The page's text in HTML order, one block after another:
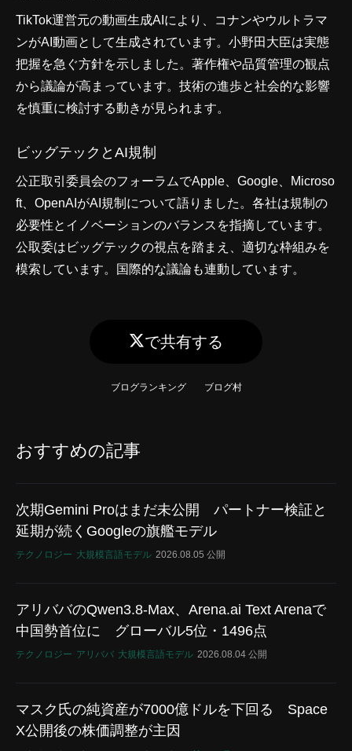
TikTok運営元の動画生成AIにより、コナンやウルトラマ
ンがAI動画として生成されています。小野田大臣は実態
把握を急ぐ方針を示しました。著作権や品質管理の観点
から議論が高まっています。技術の進歩と社会的な影響
を慎重に検討する動きが見られます。
ビッグテックとAI規制
公正取引委員会のフォーラムでApple、Google、Microso
ft、OpenAIがAI規制について語りました。各社は規制の
必要性とイノベーションのバランスを指摘しています。
公取委はビッグテックの視点を踏まえ、適切な枠組みを
模索しています。国際的な議論も連動しています。
で共有する
ブログランキング ブログ村
おすすめの記事
次期Gemini Proはまだ未公開 パートナー検証と
延期が続くGoogleの旗艦モデル
テクノロジー 大規模言語モデル 2026.08.05 公開
アリババのQwen3.8-Max、Arena.ai Text Arenaで
中国勢首位に グローバル5位・1496点
テクノロジー アリババ 大規模言語モデル 2026.08.04 公開
マスク氏の純資産が7000億ドルを下回る Space
X公開後の株価調整が主因